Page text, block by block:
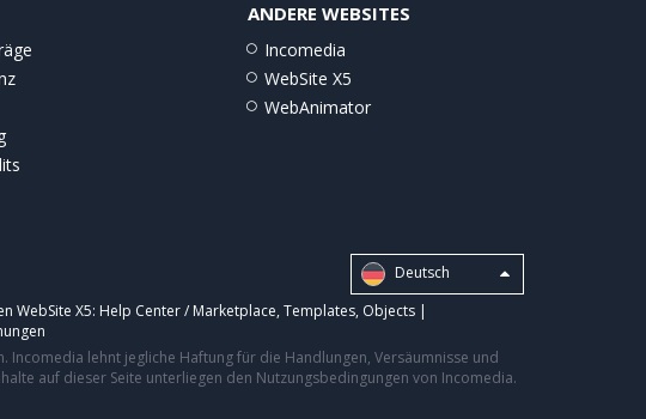
ANDERE WEBSITES
Incomedia
WebSite X5
WebAnimator
Deutsch
WebSite X5: Help Center / Marketplace, Templates, Objects |
lehnt jegliche Haftung für die Handlungen, Versäumnisse und
auf dieser Seite unterliegen den Nutzungsbedingungen von Incomedia.